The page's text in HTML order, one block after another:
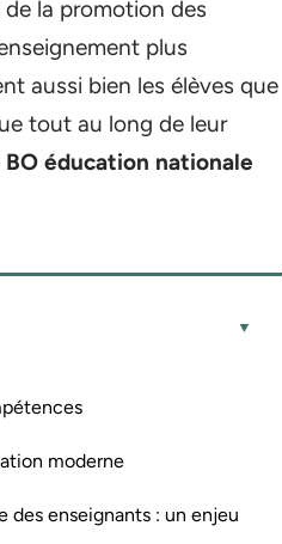
la promotion des
plus
aussi bien les élèves que
tout au long de leur
BO éducation nationale
moderne
des enseignants : un enjeu